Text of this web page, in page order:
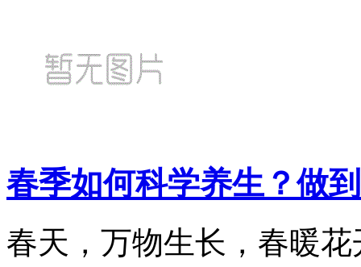
春季如何科学养生？做
春天，万物生长，春暖